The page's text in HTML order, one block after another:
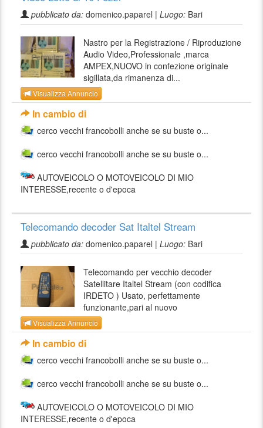
pubblicato da: domenico.paparel | Luogo: Bari
Nastro per la Registrazione / Riproduzione
Audio Video,Professionale ,marca
AMPEX,NUOVO in confezione originale
sigillata,da rimanenza di...
Visualizza Annuncio
In cambio di
cerco vecchi francobolli anche se su buste o...
cerco vecchi francobolli anche se su buste o...
AUTOVEICOLO O MOTOVEICOLO DI MIO
INTERESSE,recente o d'epoca
Telecomando decoder Sat Italtel Stream
pubblicato da: domenico.paparel | Luogo: Bari
Telecomando per vecchio decoder
Satellitare Italtel Stream (con codifica
IRDETO ) Usato, perfettamente
funzionante,pari al nuovo
Visualizza Annuncio
In cambio di
cerco vecchi francobolli anche se su buste o...
cerco vecchi francobolli anche se su buste o...
AUTOVEICOLO O MOTOVEICOLO DI MIO
INTERESSE,recente o d'epoca